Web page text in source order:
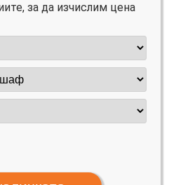
за да изчислим цена